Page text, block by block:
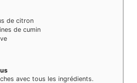
de citron
de cumin
avec tous les ingrédients.